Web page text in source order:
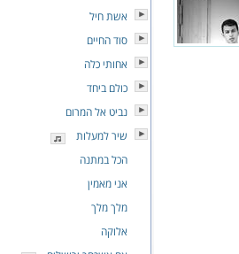
אשת חיל
סוד החיים
אחותי כלה
כולם ביחד
נביט אל המרום
שיר למעלות
הכל במתנה
אני מאמין
מלך מלך
אלוקה